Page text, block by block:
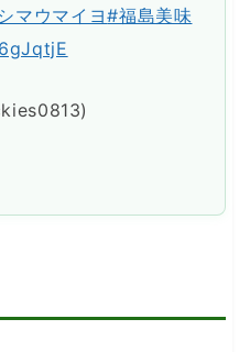
マウマイヨ#福島美味